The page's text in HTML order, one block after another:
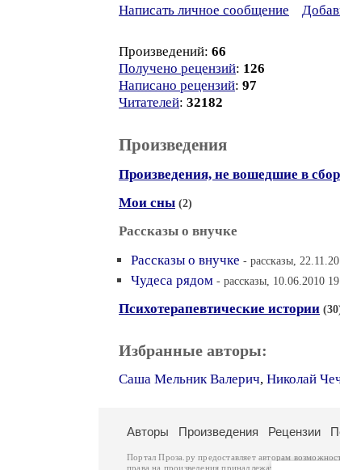
Написать личное сообщение
Произведений: 66
Получено рецензий: 126
Написано рецензий: 97
Читателей: 32182
Произведения
Произведения, не вошедшие в
Мои сны (2)
Рассказы о внучке
Рассказы о внучке - рассказы,
Чудеса рядом - рассказы, 10.06.2010
Психотерапевтические истории
Избранные авторы:
Саша Мельник Валерич, Николай
Авторы Произведения Рецензии
Портал Проза.ру предоставляет авторам
права на произведения принадлежат авторам и